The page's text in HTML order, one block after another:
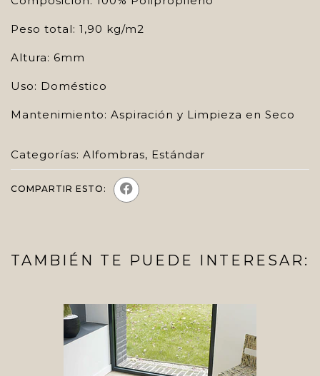
Peso total: 1,90 kg/m2
Altura: 6mm
Uso: Doméstico
Mantenimiento: Aspiración y Limpieza en Seco
Categorías: Alfombras, Estándar
COMPARTIR ESTO:
TAMBIÉN TE PUEDE INTERESAR: